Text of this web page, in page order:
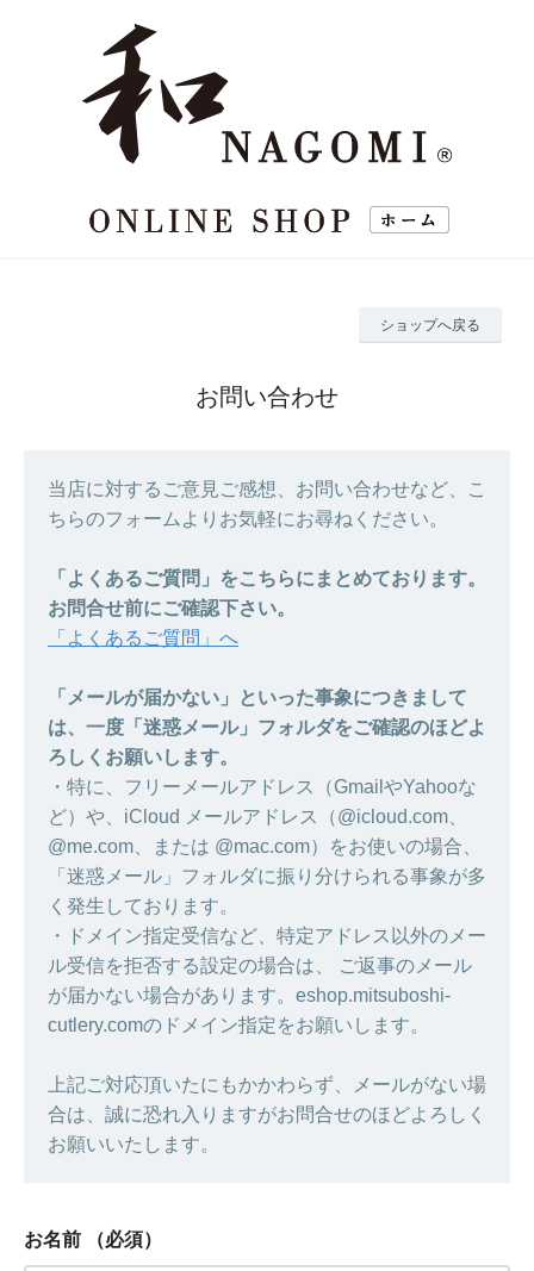
ショップへ戻る
お問い合わせ
当店に対するご意見ご感想、お問い合わせなど、こ
ちらのフォームよりお気軽にお尋ねください。
「よくあるご質問」をこちらにまとめております。
お問合せ前にご確認下さい。
「よくあるご質問」へ
「メールが届かない」といった事象につきまして
は、一度「迷惑メール」フォルダをご確認のほどよ
ろしくお願いします。
・特に、フリーメールアドレス（GmailやYahooな
ど）や、iCloud メールアドレス（@icloud.com、
@me.com、または @mac.com）をお使いの場合、
「迷惑メール」フォルダに振り分けられる事象が多
く発生しております。
・ドメイン指定受信など、特定アドレス以外のメー
ル受信を拒否する設定の場合は、 ご返事のメール
が届かない場合があります。eshop.mitsuboshi-
cutlery.comのドメイン指定をお願いします。
上記ご対応頂いたにもかかわらず、メールがない場
合は、誠に恐れ入りますがお問合せのほどよろしく
お願いいたします。
お名前 （必須）